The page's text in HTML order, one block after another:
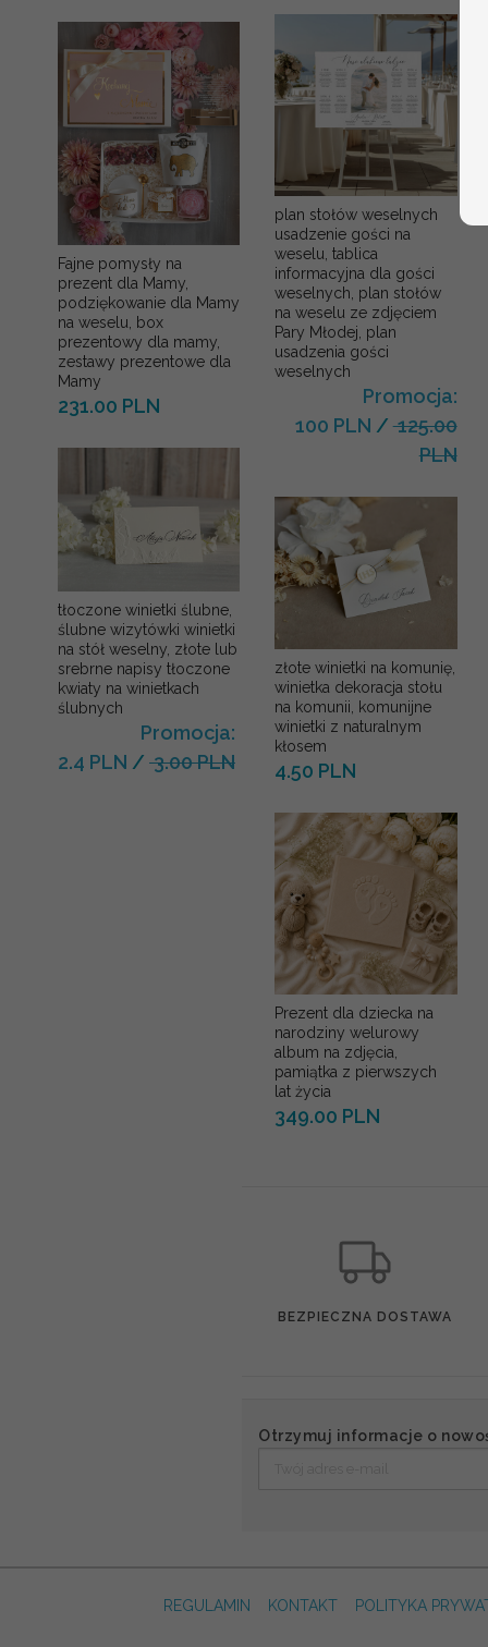
Fajne pomysły na
prezent dla Mamy,
podziękowanie dla Mamy
na weselu, box
prezentowy dla mamy,
zestawy prezentowe dla
Mamy
231.00 PLN
tłoczone winietki ślubne,
ślubne wizytówki winietki
na stół weselny, złote lub
srebrne napisy tłoczone
kwiaty na winietkach
ślubnych
Promocja:
2.4 PLN / 3.00 PLN
plan stołów weselnych
usadzenie gości na
weselu, tablica
informacyjna dla gości
weselnych, plan stołów
na weselu ze zdjęciem
Pary Młodej, plan
usadzenia gości
weselnych
Promocja:
100 PLN /125.00
PLN
złote winietki na komunię,
winietka dekoracja stołu
na komunii, komunijne
winietki z naturalnym
kłosem
4.50 PLN
Prezent dla dziecka na
narodziny welurowy
album na zdjęcia,
pamiątka z pierwszych
lat życia
349.00 PLN
BEZPIECZNA DOSTAWA
Otrzymuj informacje o
REGULAMIN KONTAKT POLITYKA